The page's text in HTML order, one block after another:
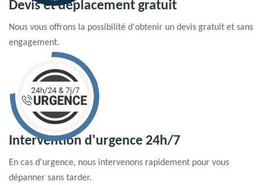
Devis et déplacement gratuit
Nous vous offrons la possibilité d'obtenir un devis gratuit et sans
engagement.
Intervention d'urgence 24h/7
En cas d'urgence, nous intervenons rapidement pour vous
dépanner sans tarder.